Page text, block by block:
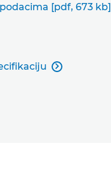
[pdf, 673 kb]
